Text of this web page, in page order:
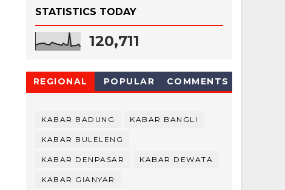
STATISTICS TODAY
120,711
REGIONAL POPULAR COMMENTS
KABAR BADUNG KABAR BANGLI
KABAR BULELENG
KABAR DENPASAR KABAR DEWATA
KABAR GIANYAR